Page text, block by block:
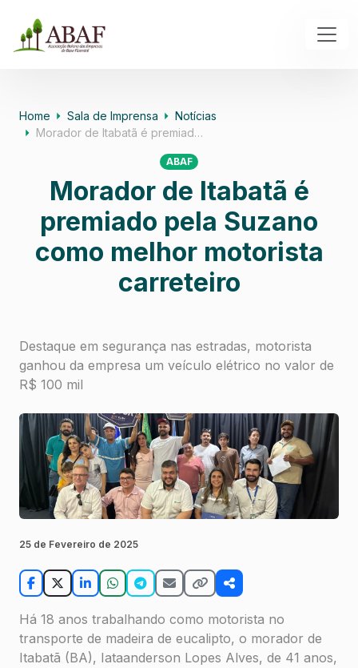
Home Sala de Imprensa
Notícias
Morador de Itabatã é premiad…
ABAF
Morador de Itabatã é
premiado pela Suzano
como melhor motorista
carreteiro
Destaque em segurança nas estradas, motorista
ganhou da empresa um veículo elétrico no valor de
R$ 100 mil
25 de Fevereiro de 2025
Há 18 anos trabalhando como motorista no
transporte de madeira de eucalipto, o morador de
Itabatã (BA), Iataanderson Lopes Alves, de 41 anos,